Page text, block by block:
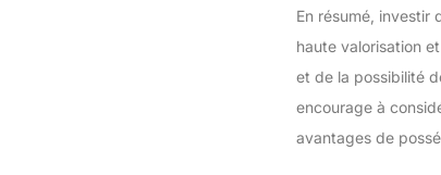
En résumé, investir
haute valorisation
et de la possibilité
encourage à
avantages de